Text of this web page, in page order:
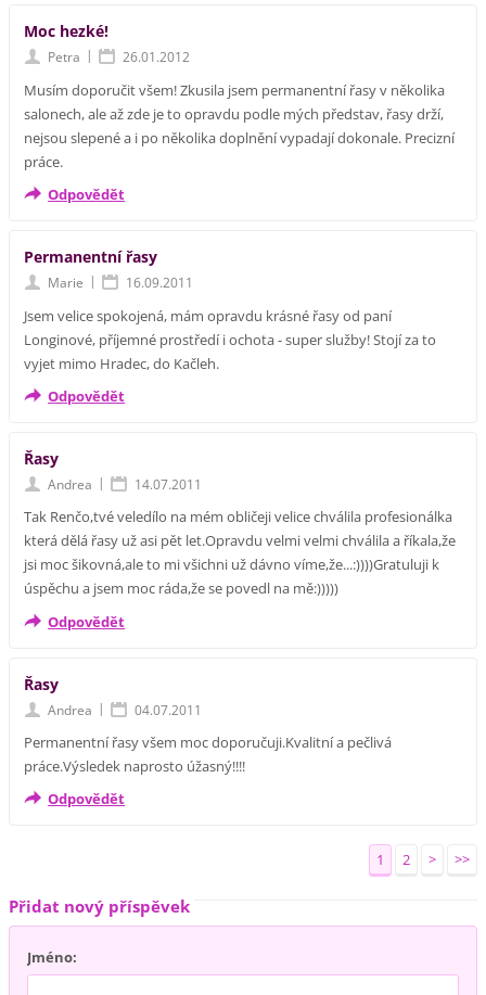
Moc hezké!
Petra | 26.01.2012
Musím doporučit všem! Zkusila jsem permanentní řasy v několika
salonech, ale až zde je to opravdu podle mých představ, řasy drží,
nejsou slepené a i po několika doplnění vypadají dokonale. Precizní
práce.
Odpovědět
Permanentní řasy
Marie | 16.09.2011
Jsem velice spokojená, mám opravdu krásné řasy od paní
Longinové, příjemné prostředí i ochota - super služby! Stojí za to
vyjet mimo Hradec, do Kačleh.
Odpovědět
Řasy
Andrea | 14.07.2011
Tak Renčo,tvé veledílo na mém obličeji velice chválila profesionálka
která dělá řasy už asi pět let.Opravdu velmi velmi chválila a říkala,že
jsi moc šikovná,ale to mi všichni už dávno víme,že...:))))Gratuluji k
úspěchu a jsem moc ráda,že se povedl na mě:)))))
Odpovědět
Řasy
Andrea | 04.07.2011
Permanentní řasy všem moc doporučuji.Kvalitní a pečlivá
práce.Výsledek naprosto úžasný!!!!
Odpovědět
1 2 > >>
Přidat nový příspěvek
Jméno: